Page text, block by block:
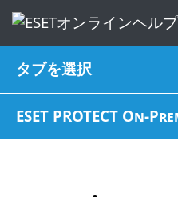
タブを選択
ESET PROTECT On-